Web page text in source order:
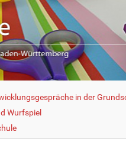
in der
Wurfspiel